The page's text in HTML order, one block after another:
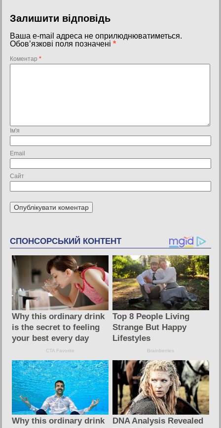
Залишити відповідь
Ваша e-mail адреса не оприлюднюватиметься.
Обов’язкові поля позначені *
Коментар *
Ім'я
Email
Сайт